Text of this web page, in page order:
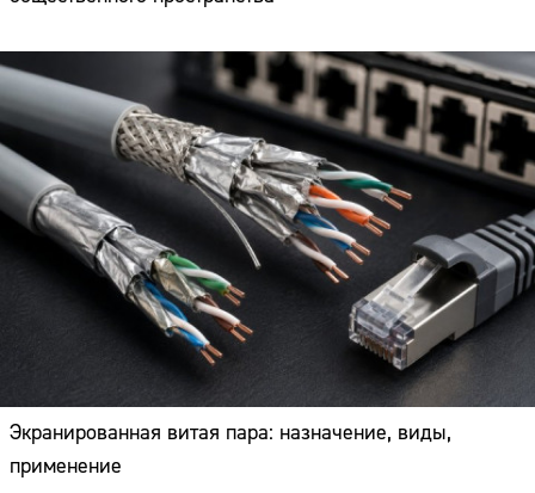
Экранированная витая пара: назначение, виды,
применение